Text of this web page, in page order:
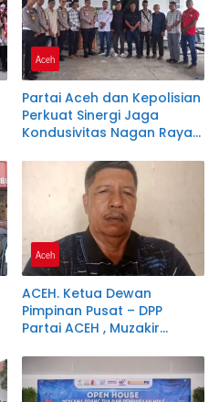
Aceh
Partai Aceh dan Kepolisian
Perkuat Sinergi Jaga
Kondusivitas Nagan Raya
Aceh
ACEH. Ketua Dewan
Pimpinan Pusat – DPP
Partai ACEH , Muzakir
merekomendasikan
Samsuar ( WAN Malaya )
PJ Ketua Partai Aceh